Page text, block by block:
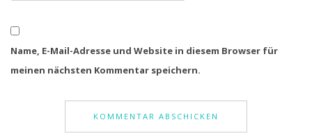
Name, E-Mail-Adresse und Website in diesem Browser für
meinen nächsten Kommentar speichern.